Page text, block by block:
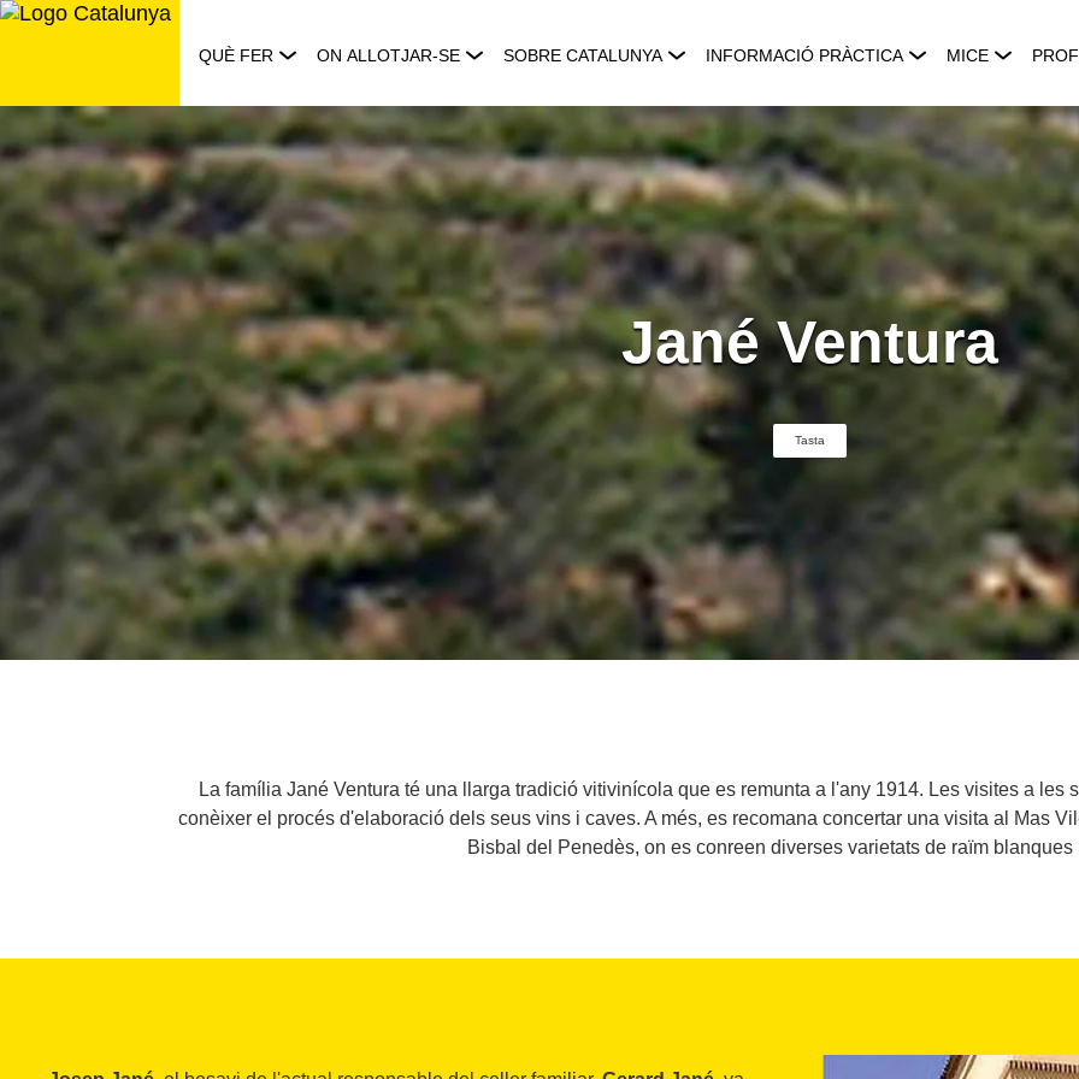
Saltar
QUÈ FER ON ALLOTJAR-SE SOBRE CATALUNYA INFORMACIÓ PRÀCTICA MICE
Jané Ventura
Tasta
La família Jané Ventura té una llarga tradició vitivinícola que es remunta a l'any 1914. Les visites a les
conèixer el procés d'elaboració dels seus vins i caves. A més, es recomana concertar una visita al Mas
Bisbal del Penedès, on es conreen diverses varietats de raïm blanques